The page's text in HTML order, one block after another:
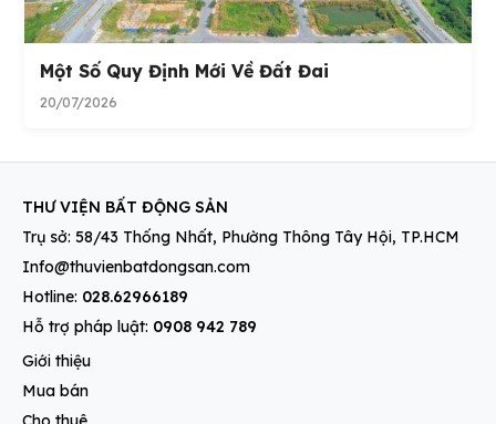
Một Số Quy Định Mới Về Đất Đai
20/07/2026
THƯ VIỆN BẤT ĐỘNG SẢN
Trụ sở: 58/43 Thống Nhất, Phường Thông Tây Hội, TP.HCM
Info@thuvienbatdongsan.com
Hotline: 028.62966189
Hỗ trợ pháp luật: 0908 942 789
Giới thiệu
Mua bán